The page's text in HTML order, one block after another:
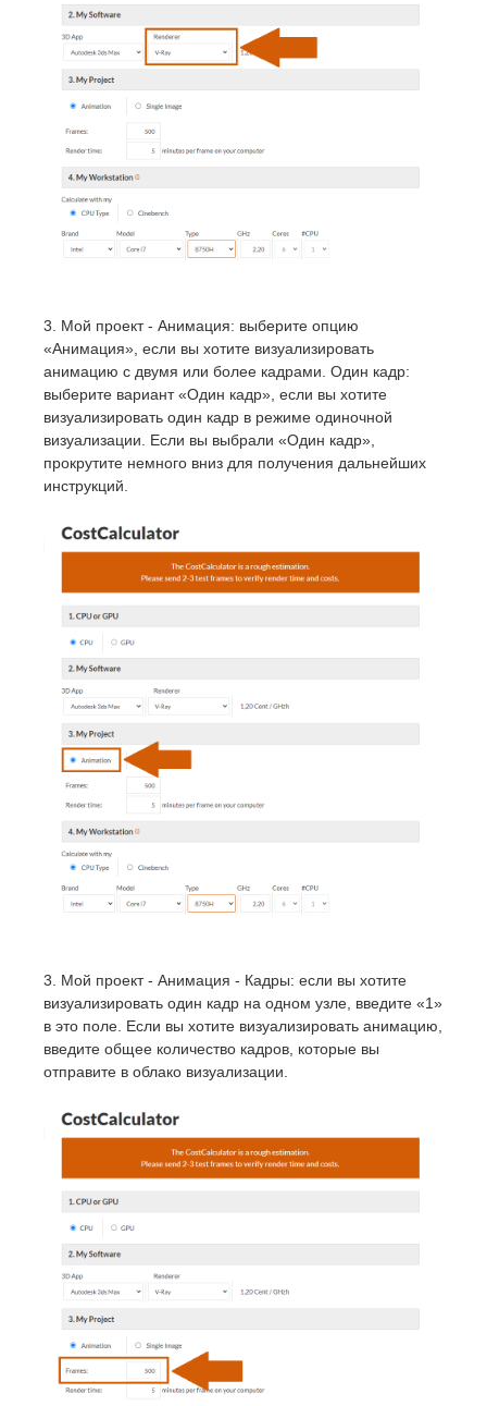
3. Мой проект - Анимация: выберите опцию
«Анимация», если вы хотите визуализировать
анимацию с двумя или более кадрами. Один кадр:
выберите вариант «Один кадр», если вы хотите
визуализировать один кадр в режиме одиночной
визуализации. Если вы выбрали «Один кадр»,
прокрутите немного вниз для получения дальнейших
инструкций.
3. Мой проект - Анимация - Кадры: если вы хотите
визуализировать один кадр на одном узле, введите «1»
в это поле. Если вы хотите визуализировать анимацию,
введите общее количество кадров, которые вы
отправите в облако визуализации.